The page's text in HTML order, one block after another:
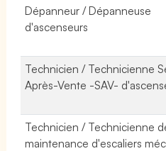
Dépanneur / Dépanneuse
d'ascenseurs
Technicien / Technicienne
Après-Vente -SAV-
Technicien / Technicienne
maintenance d'escaliers